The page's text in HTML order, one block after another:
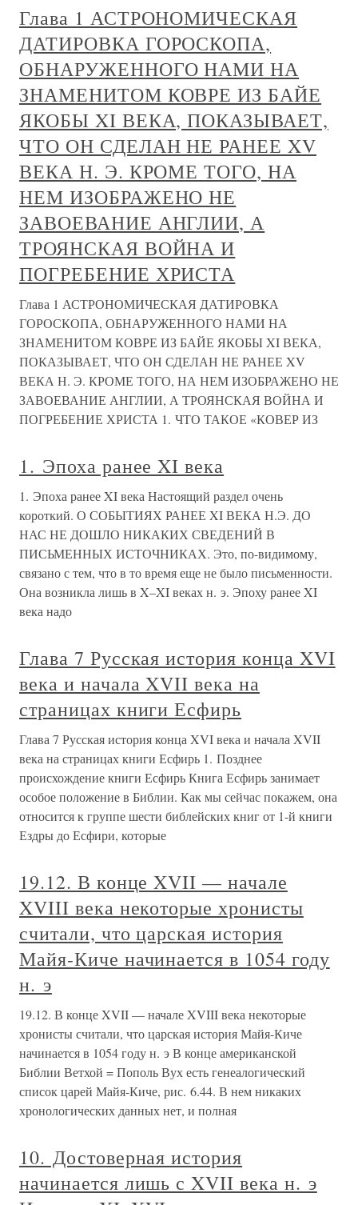
Глава 1 АСТРОНОМИЧЕСКАЯ
ДАТИРОВКА ГОРОСКОПА,
ОБНАРУЖЕННОГО НАМИ НА
ЗНАМЕНИТОМ КОВРЕ ИЗ БАЙЕ
ЯКОБЫ XI ВЕКА, ПОКАЗЫВАЕТ,
ЧТО ОН СДЕЛАН НЕ РАНЕЕ XV
ВЕКА Н. Э. КРОМЕ ТОГО, НА
НЕМ ИЗОБРАЖЕНО НЕ
ЗАВОЕВАНИЕ АНГЛИИ, А
ТРОЯНСКАЯ ВОЙНА И
ПОГРЕБЕНИЕ ХРИСТА
Глава 1 АСТРОНОМИЧЕСКАЯ ДАТИРОВКА
ГОРОСКОПА, ОБНАРУЖЕННОГО НАМИ НА
ЗНАМЕНИТОМ КОВРЕ ИЗ БАЙЕ ЯКОБЫ XI ВЕКА,
ПОКАЗЫВАЕТ, ЧТО ОН СДЕЛАН НЕ РАНЕЕ XV
ВЕКА Н. Э. КРОМЕ ТОГО, НА НЕМ ИЗОБРАЖЕНО НЕ
ЗАВОЕВАНИЕ АНГЛИИ, А ТРОЯНСКАЯ ВОЙНА И
ПОГРЕБЕНИЕ ХРИСТА 1. ЧТО ТАКОЕ «КОВЕР ИЗ
1. Эпоха ранее XI века
1. Эпоха ранее XI века Настоящий раздел очень
короткий. О СОБЫТИЯХ РАНЕЕ XI ВЕКА Н.Э. ДО
НАС НЕ ДОШЛО НИКАКИХ СВЕДЕНИЙ В
ПИСЬМЕННЫХ ИСТОЧНИКАХ. Это, по-видимому,
связано с тем, что в то время еще не было письменности.
Она возникла лишь в X–XI веках н. э. Эпоху ранее XI
века надо
Глава 7 Русская история конца XVI
века и начала XVII века на
страницах книги Есфирь
Глава 7 Русская история конца XVI века и начала XVII
века на страницах книги Есфирь 1. Позднее
происхождение книги Есфирь Книга Есфирь занимает
особое положение в Библии. Как мы сейчас покажем, она
относится к группе шести библейских книг от 1-й книги
Ездры до Есфири, которые
19.12. В конце XVII — начале
XVIII века некоторые хронисты
считали, что царская история
Майя-Киче начинается в 1054 году
н. э
19.12. В конце XVII — начале XVIII века некоторые
хронисты считали, что царская история Майя-Киче
начинается в 1054 году н. э В конце американской
Библии Ветхой = Пополь Вух есть генеалогический
список царей Майя-Киче, рис. 6.44. В нем никаких
хронологических данных нет, и полная
10. Достоверная история
начинается лишь с XVII века н. э